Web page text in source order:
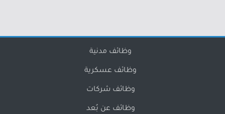
وظائف مدنية
وظائف عسكرية
وظائف شركات
وظائف عن بُعد